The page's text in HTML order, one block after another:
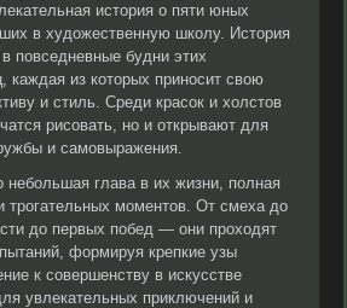
история о пяти юных
в художественную школу. История
повседневные будни этих
каждая из которых приносит свою
и стиль. Среди красок и холстов
рисовать, но и открывают для
и самовыражения.
глава в их жизни, полная
трогательных моментов. От смеха до
до первых побед — они проходят
формируя крепкие узы
к совершенству в искусстве
увлекательных приключений и